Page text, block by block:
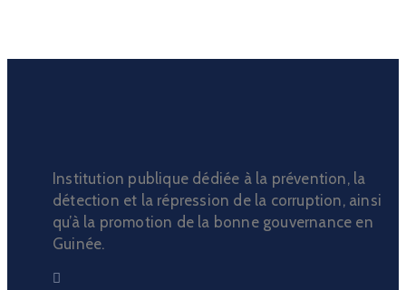
Institution publique dédiée à la prévention, la
détection et la répression de la corruption, ainsi
qu’à la promotion de la bonne gouvernance en
Guinée.